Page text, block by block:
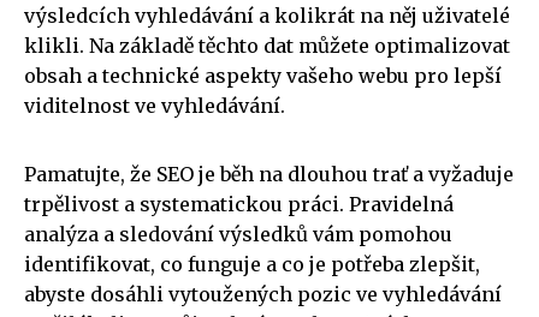
výsledcích vyhledávání a kolikrát na něj uživatelé
klikli. Na základě těchto dat můžete optimalizovat
obsah a technické aspekty vašeho webu pro lepší
viditelnost ve vyhledávání.
Pamatujte, že SEO je běh na dlouhou trať a vyžaduje
trpělivost a systematickou práci. Pravidelná
analýza a sledování výsledků vám pomohou
identifikovat, co funguje a co je potřeba zlepšit,
abyste dosáhli vytoužených pozic ve vyhledávání